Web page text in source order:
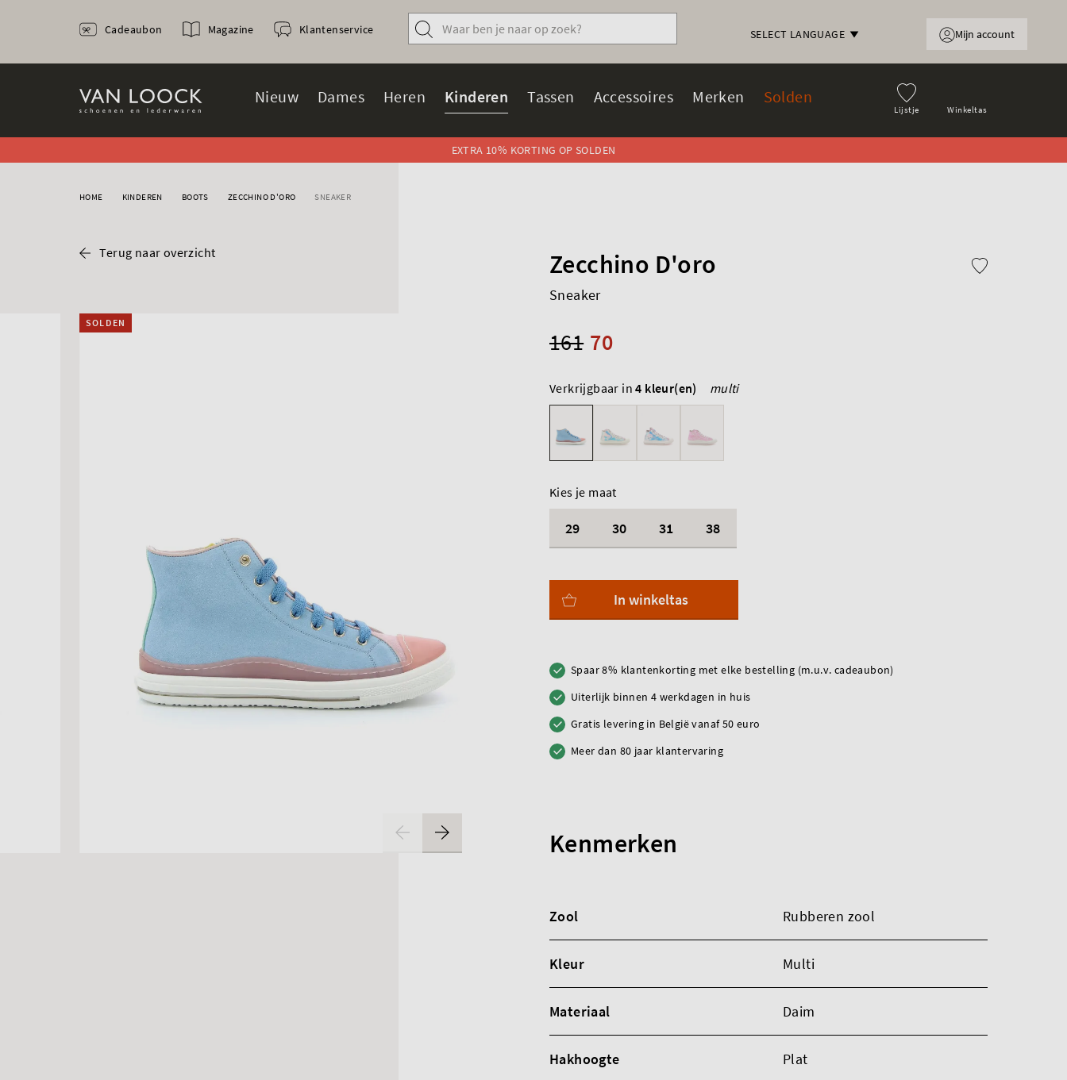
SELECT LANGUAGE
Lijstje Winkeltas
Nieuw Dames Heren Kinderen Tassen Accessoires Merken Solden
Cadeaubon Magazine Klantenservice Mijn account
EXTRA 10% KORTING OP SOLDEN
HOME KINDEREN BOOTS ZECCHINO D'ORO SNEAKER
Terug naar overzicht
SOLDEN
Zecchino D'oro
Sneaker
70
161
Verkrijgbaar in4 kleur(en) multi
Kies je maat
29 30 31 38
In winkeltas
Spaar 8% klantenkorting met elke bestelling (m.u.v. cadeaubon)
Uiterlijk binnen 4 werkdagen in huis
Gratis levering in België vanaf 50 euro
Meer dan 80 jaar klantervaring
Kenmerken
Zool Rubberen zool
Kleur Multi
Materiaal Daim
Hakhoogte Plat